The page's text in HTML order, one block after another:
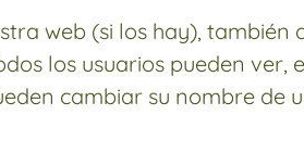
web (si los hay),
los usuarios pueden
cambiar su nombre de